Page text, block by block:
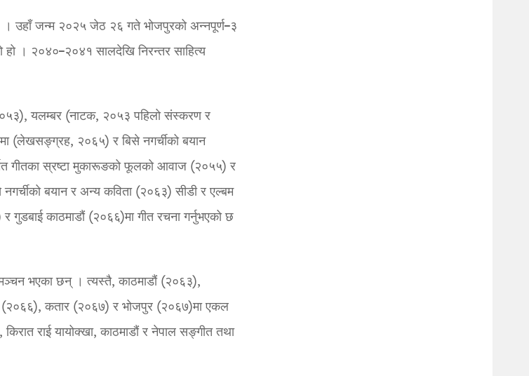
। उहाँ जन्म २०२५ जेठ २६ गते भोजपुरको अन्नपूर्ण–३
हो । २०४०–२०४१ सालदेखि निरन्तर साहित्य
यलम्बर (नाटक, २०५३ पहिलो संस्करण र
(लेखसङ्ग्रह, २०६५) र बिसे नगर्चीको बयान
गीतका स्रष्टा मुकारूङको फूलको आवाज (२०५५) र
बयान र अन्य कविता (२०६३) सीडी र एल्बम
काठमाडौं (२०६६)मा गीत रचना गर्नुभएको छ
भएका छन् । त्यस्तै, काठमाडौं (२०६३),
कतार (२०६७) र भोजपुर (२०६७)मा एकल
राई यायोक्खा, काठमाडौं र नेपाल सङ्गीत तथा